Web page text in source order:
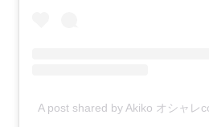
A post shared by Akiko オシャレ